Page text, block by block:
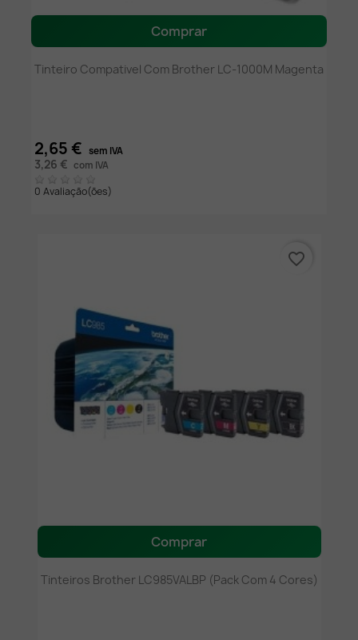
Comprar
Tinteiro Compativel Com Brother LC-1000M Magenta
2,65 € sem IVA
3,26 € com IVA
0 Avaliação(ões)
Comprar
Tinteiros Brother LC985VALBP (pack Com 4 Cores)
favorite_border